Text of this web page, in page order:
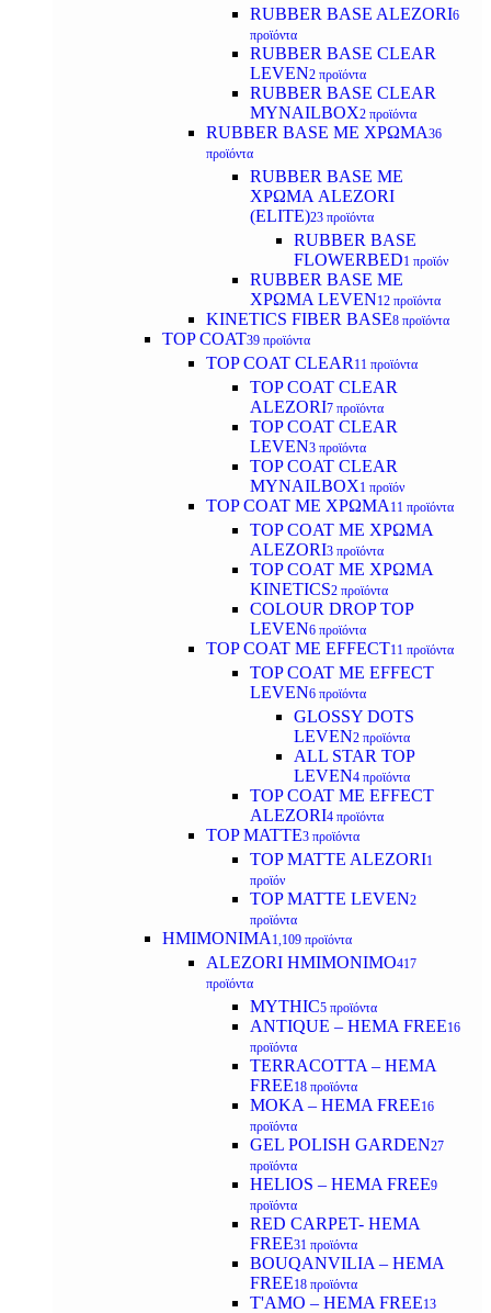
RUBBER BASE ALEZORI6
προϊόντα
RUBBER BASE CLEAR
LEVEN2 προϊόντα
RUBBER BASE CLEAR
MYNAILBOX2 προϊόντα
RUBBER BASE ΜΕ ΧΡΩΜΑ36
προϊόντα
RUBBER BASE ΜΕ
ΧΡΩΜΑ ALEZORI
(ELITE)23 προϊόντα
RUBBER BASE
FLOWERBED1 προϊόν
RUBBER BASE ΜΕ
ΧΡΩΜΑ LEVEN12 προϊόντα
KINETICS FIBER BASE8 προϊόντα
TOP COAT39 προϊόντα
TOP COAT CLEAR 11 προϊόντα
TOP COAT CLEAR
ALEZORI7 προϊόντα
TOP COAT CLEAR
LEVEN3 προϊόντα
TOP COAT CLEAR
MYNAILBOX1 προϊόν
TOP COAT ΜΕ ΧΡΩΜΑ 11 προϊόντα
TOP COAT ΜΕ ΧΡΩΜΑ
ALEZORI3 προϊόντα
TOP COAT ΜΕ ΧΡΩΜΑ
KINETICS2 προϊόντα
COLOUR DROP TOP
LEVEN6 προϊόντα
TOP COAT ΜΕ EFFECT11 προϊόντα
TOP COAT ME EFFECT
LEVEN6 προϊόντα
GLOSSY DOTS
LEVEN2 προϊόντα
ALL STAR TOP
LEVEN4 προϊόντα
TOP COAT ME EFFECT
ALEZORI4 προϊόντα
TOP MATTE3 προϊόντα
TOP MATTE ALEZORI1
προϊόν
TOP MATTE LEVEN2
προϊόντα
ΗΜΙΜΟΝΙΜΑ 1,109 προϊόντα
ALEZORI ΗΜΙΜΟΝΙΜΟ417
προϊόντα
MYTHIC5 προϊόντα
ANTIQUE – HEMA FREE16
προϊόντα
TERRACOTTA – HEMA
FREE18 προϊόντα
MOKA – HEMA FREE16
προϊόντα
GEL POLISH GARDEN27
προϊόντα
HELIOS – HEMA FREE9
προϊόντα
RED CARPET- HEMA
FREE31 προϊόντα
BOUQANVILIA – HEMA
FREE18 προϊόντα
T'AMO – HEMA FREE13